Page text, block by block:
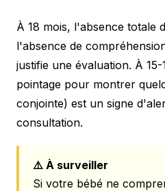
À 18 mois, l'absence totale
l'absence de
justifie une évaluation. À
pointage pour montrer
conjointe) est un signe
consultation.
⚠️ À surveiller
Si votre bébé ne